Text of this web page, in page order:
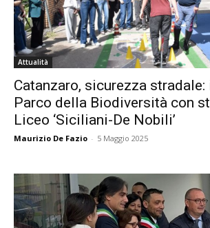
Attualità
Catanzaro, sicurezza
Parco della Biodiversità con
Liceo ‘Siciliani-De Nobili’
Maurizio De Fazio - 5 Maggio 2025